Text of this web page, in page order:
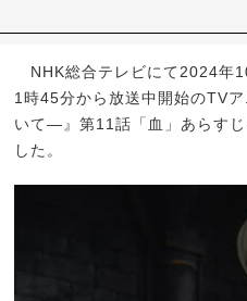
NHK総合テレビにて2024年
1時45分から放送中開始のTV
いて―』第11話「血」あらす
した。